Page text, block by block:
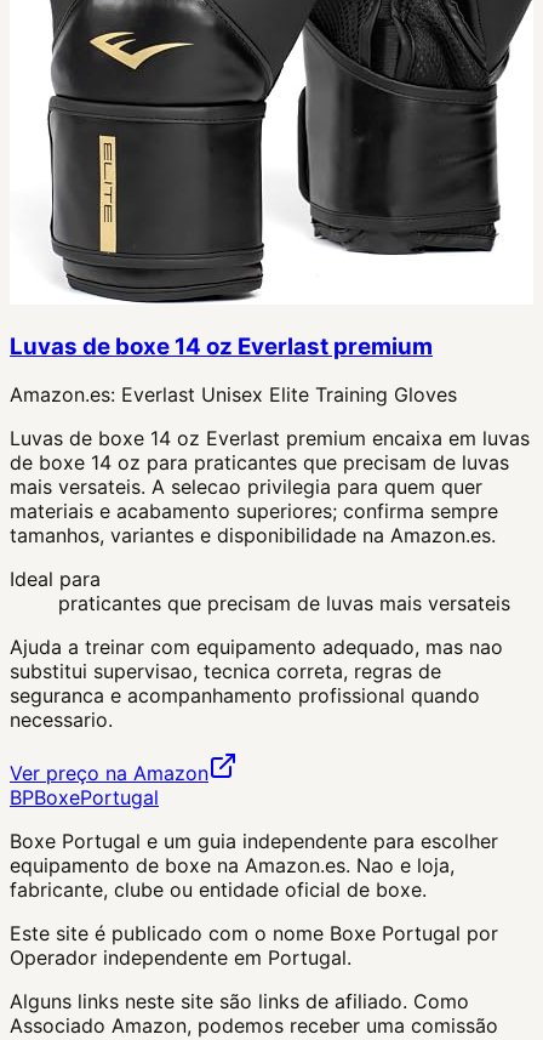
Luvas de boxe 14 oz Everlast premium
Amazon.es: Everlast Unisex Elite Training Gloves
Luvas de boxe 14 oz Everlast premium encaixa em luvas
de boxe 14 oz para praticantes que precisam de luvas
mais versateis. A selecao privilegia para quem quer
materiais e acabamento superiores; confirma sempre
tamanhos, variantes e disponibilidade na Amazon.es.
Ideal para
praticantes que precisam de luvas mais versateis
Ajuda a treinar com equipamento adequado, mas nao
substitui supervisao, tecnica correta, regras de
seguranca e acompanhamento profissional quando
necessario.
Ver preço na Amazon
BPBoxePortugal
Boxe Portugal e um guia independente para escolher
equipamento de boxe na Amazon.es. Nao e loja,
fabricante, clube ou entidade oficial de boxe.
Este site é publicado com o nome Boxe Portugal por
Operador independente em Portugal.
Alguns links neste site são links de afiliado. Como
Associado Amazon, podemos receber uma comissão